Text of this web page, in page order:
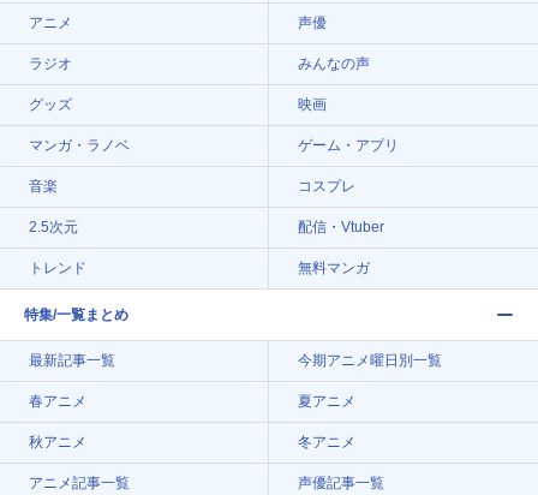
アニメ 声優
ラジオ みんなの声
グッズ 映画
マンガ・ラノベ ゲーム・アプリ
音楽 コスプレ
2.5次元 配信・Vtuber
トレンド 無料マンガ
特集/一覧まとめ
最新記事一覧 今期アニメ曜日別一覧
春アニメ 夏アニメ
秋アニメ 冬アニメ
アニメ記事一覧 声優記事一覧